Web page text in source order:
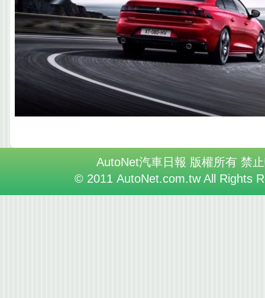
AutoNet汽車日報 版權所有 禁
© 2011 AutoNet.com.tw All Rights